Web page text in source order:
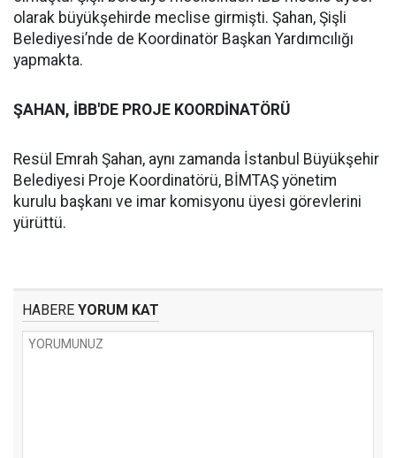
olarak büyükşehirde meclise girmişti. Şahan, Şişli
Belediyesi’nde de Koordinatör Başkan Yardımcılığı
yapmakta.
ŞAHAN, İBB'DE PROJE KOORDİNATÖRÜ
Resül Emrah Şahan, aynı zamanda İstanbul Büyükşehir
Belediyesi Proje Koordinatörü, BİMTAŞ yönetim
kurulu başkanı ve imar komisyonu üyesi görevlerini
yürüttü.
HABERE YORUM KAT